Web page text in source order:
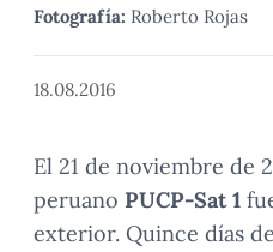
Fotografía: Roberto Rojas
18.08.2016
El 21 de noviembre de
peruano PUCP-Sat 1
exterior. Quince días